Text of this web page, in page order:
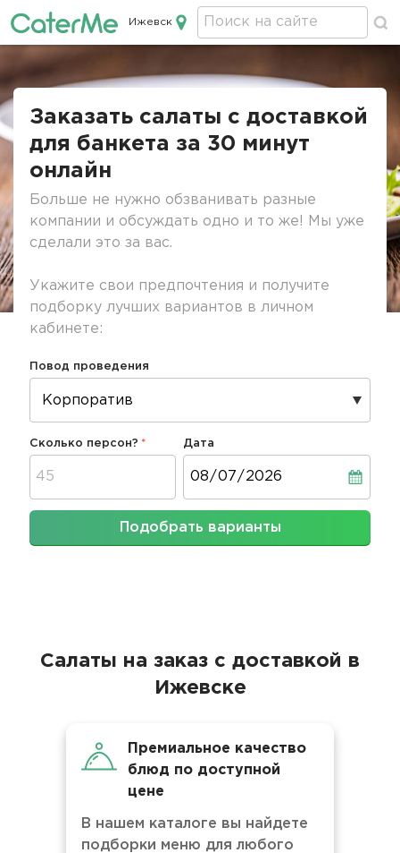
Кейтеринг в Ижевске
Ижевск
Строка
Заказать салаты с доставкой
для банкета за 30 минут
онлайн
Больше не нужно обзванивать разные
компании и обсуждать одно и то же! Мы уже
сделали это за вас.
Укажите свои предпочтения и получите
подборку лучших вариантов в личном
кабинете:
Повод проведения
Сколько персон? Дата
Подобрать варианты
Салаты на заказ с доставкой в
Ижевске
Премиальное качество
блюд по доступной
цене
В нашем каталоге вы найдете
подборки меню для любого